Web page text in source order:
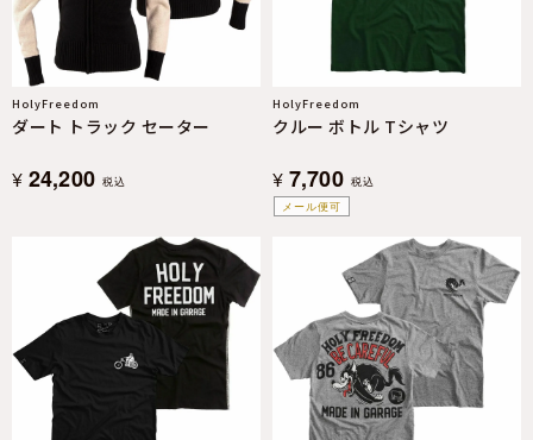
HolyFreedom
ダート トラック セーター
¥ 24,200 税込
メール便可
HolyFreedom
クルー ボトル Tシャツ
¥ 7,700 税込